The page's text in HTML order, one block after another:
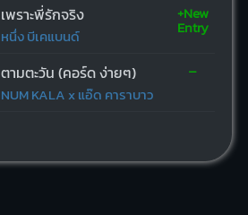
เพราะพี่รักจริง
หนึ่ง บีเคแบนด์
+New
Entry
ตามตะวัน (คอร์ด ง่ายๆ)
NUM KALA x แอ๊ด คาราบาว
-